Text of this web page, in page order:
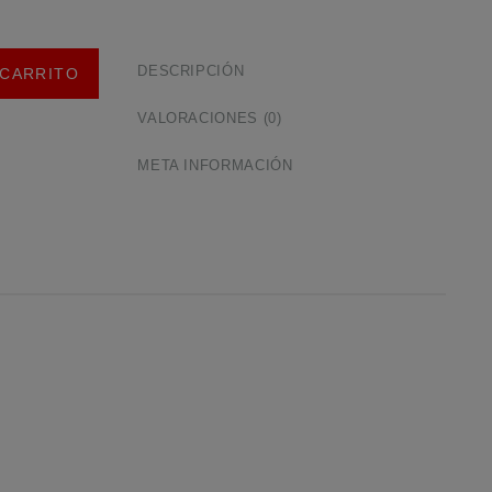
DESCRIPCIÓN
VALORACIONES (0)
META INFORMACIÓN